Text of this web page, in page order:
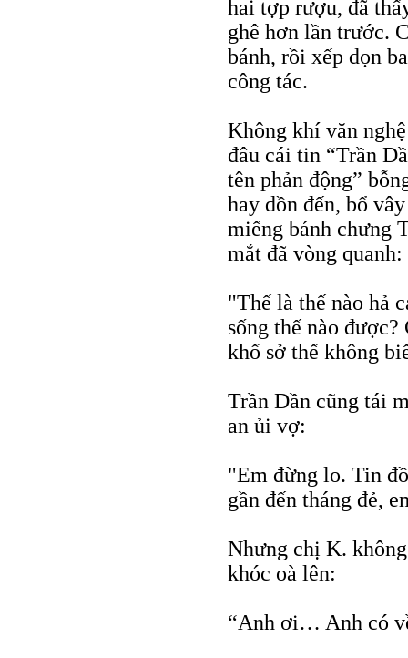
hai tợp rượu, đã
ghê hơn lần trước.
bánh, rồi xếp dọn
công tác.
Không khí văn
đâu cái tin “Trần
tên phản động”
hay dồn đến, bổ
miếng bánh chưng
mắt đã vòng quanh:
"Thế là thế nào hả
sống thế nào
khổ sở thế không
Trần Dần cũng tái
an ủi vợ:
"Em đừng lo. Tin
gần đến tháng đẻ,
Nhưng chị K.
khóc oà lên:
“Anh ơi… Anh có